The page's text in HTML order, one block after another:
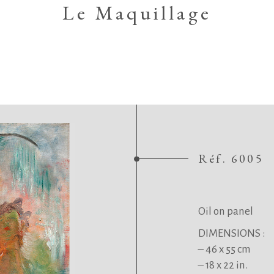
Le Maquillage
. Réf. 6005
Oil on panel
DIMENSIONS :
– 46 x 55 cm
– 18 x 22 in.